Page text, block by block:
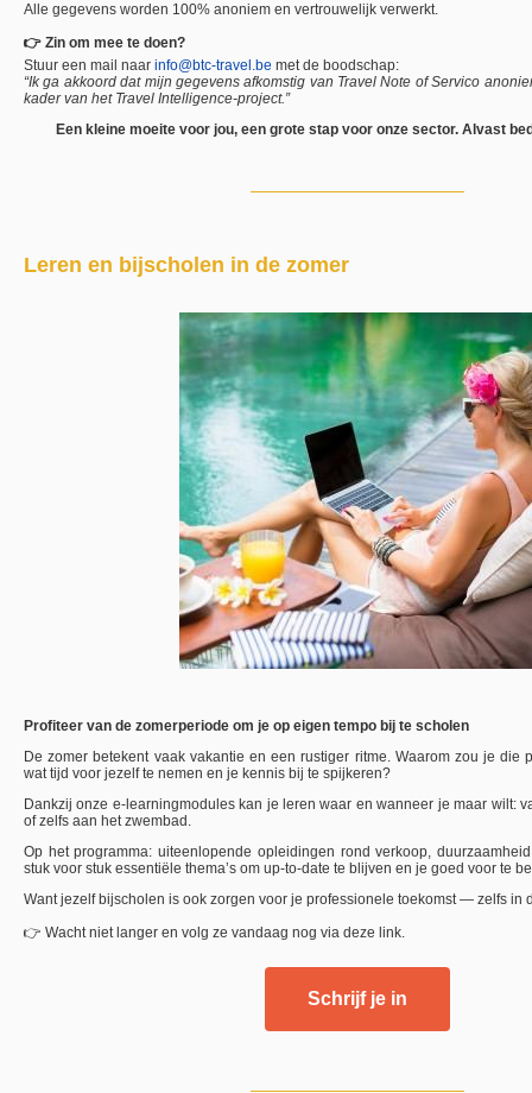
Alle gegevens worden 100% anoniem en vertrouwelijk verwerkt.
👉 Zin om mee te doen?
Stuur een mail naar info@btc-travel.be met de boodschap:
“Ik ga akkoord dat mijn gegevens afkomstig van Travel Note of Servico
kader van het Travel Intelligence-project.”
Een kleine moeite voor jou, een grote stap voor onze sector. Alvast
Leren en bijscholen in de zomer
Profiteer van de zomerperiode om je op eigen tempo bij te scholen
De zomer betekent vaak vakantie en een rustiger ritme. Waarom zou je die
wat tijd voor jezelf te nemen en je kennis bij te spijkeren?
Dankzij onze e-learningmodules kan je leren waar en wanneer je maar wilt:
of zelfs aan het zwembad.
Op het programma: uiteenlopende opleidingen rond verkoop,
stuk voor stuk essentiële thema’s om up-to-date te blijven en je goed voor te
Want jezelf bijscholen is ook zorgen voor je professionele toekomst — zelfs in
👉 Wacht niet langer en volg ze vandaag nog via deze link.
Schrijf je in